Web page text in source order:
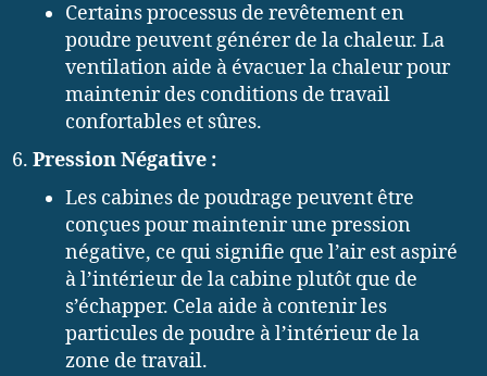
Certains processus de revêtement en
poudre peuvent générer de la chaleur. La
ventilation aide à évacuer la chaleur pour
maintenir des conditions de travail
confortables et sûres.
Pression Négative :
Les cabines de poudrage peuvent être
conçues pour maintenir une pression
négative, ce qui signifie que l’air est aspiré
à l’intérieur de la cabine plutôt que de
s’échapper. Cela aide à contenir les
particules de poudre à l’intérieur de la
zone de travail.